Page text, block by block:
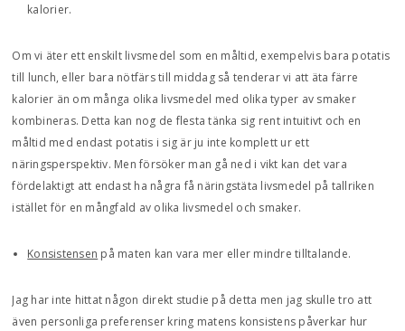
kalorier.
Om vi äter ett enskilt livsmedel som en måltid, exempelvis bara potatis
till lunch, eller bara nötfärs till middag så tenderar vi att äta färre
kalorier än om många olika livsmedel med olika typer av smaker
kombineras. Detta kan nog de flesta tänka sig rent intuitivt och en
måltid med endast potatis i sig är ju inte komplett ur ett
näringsperspektiv. Men försöker man gå ned i vikt kan det vara
fördelaktigt att endast ha några få näringstäta livsmedel på tallriken
istället för en mångfald av olika livsmedel och smaker.
Konsistensen på maten kan vara mer eller mindre tilltalande.
Jag har inte hittat någon direkt studie på detta men jag skulle tro att
även personliga preferenser kring matens konsistens påverkar hur